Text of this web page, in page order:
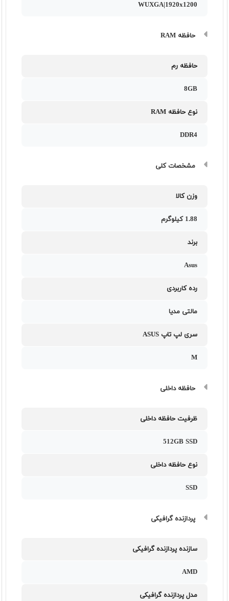
WUXGA|1920x1200
حافظه RAM
حافظه رم
8GB
نوع حافظه RAM
DDR4
مشخصات کلی
وزن کالا
1.88 کیلوگرم
برند
Asus
رده کاربردی
مالتی مدیا
سری لپ تاپ ASUS
M
حافظه داخلی
ظرفیت حافظه داخلی
512GB SSD
نوع حافظه داخلی
SSD
پردازنده گرافیکی
سازنده پردازنده گرافیکی
AMD
مدل پردازنده گرافیکی